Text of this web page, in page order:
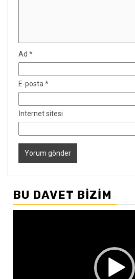
Ad *
E-posta *
İnternet sitesi
BU DAVET BIZIM